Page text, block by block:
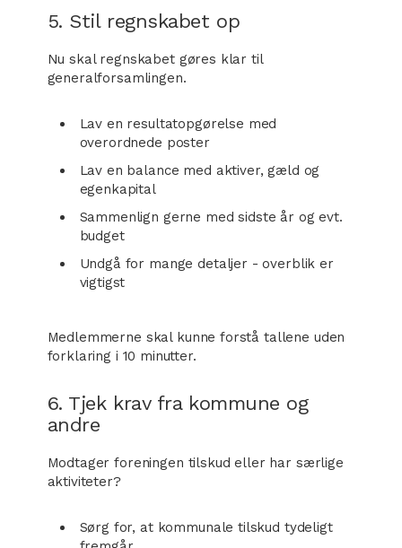
5. Stil regnskabet op
Nu skal regnskabet gøres klar til
generalforsamlingen.
Lav en resultatopgørelse med
overordnede poster
Lav en balance med aktiver, gæld og
egenkapital
Sammenlign gerne med sidste år og evt.
budget
Undgå for mange detaljer - overblik er
vigtigst
Medlemmerne skal kunne forstå tallene uden
forklaring i 10 minutter.
6. Tjek krav fra kommune og
andre
Modtager foreningen tilskud eller har særlige
aktiviteter?
Sørg for, at kommunale tilskud tydeligt